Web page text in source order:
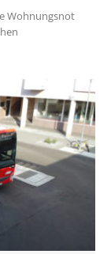
Wohnungsnot